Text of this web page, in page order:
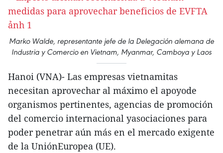
Marko Walde, representante jefe de la Delegación alemana de
Industria y Comercio en Vietnam, Myanmar, Camboya y Laos
Hanoi (VNA)- Las empresas vietnamitas
necesitan aprovechar al máximo el apoyode
organismos pertinentes, agencias de promoción
del comercio internacional yasociaciones para
poder penetrar aún más en el mercado exigente
de la UniónEuropea (UE).